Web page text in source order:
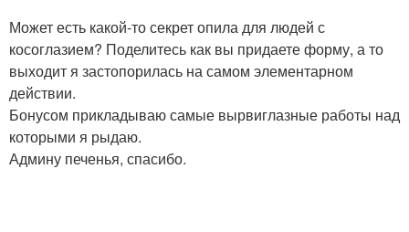
Может есть какой-то секрет опила для людей с
косоглазием? Поделитесь как вы придаете форму, а то
выходит я застопорилась на самом элементарном
действии.
Бонусом прикладываю самые вырвиглазные работы над
которыми я рыдаю.
Админу печенья, спасибо.